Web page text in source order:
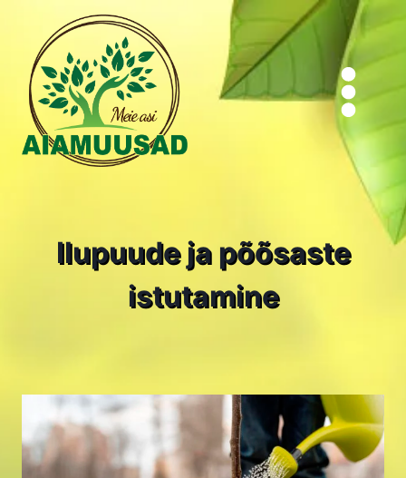
content
Ilupuude ja põõsaste
istutamine